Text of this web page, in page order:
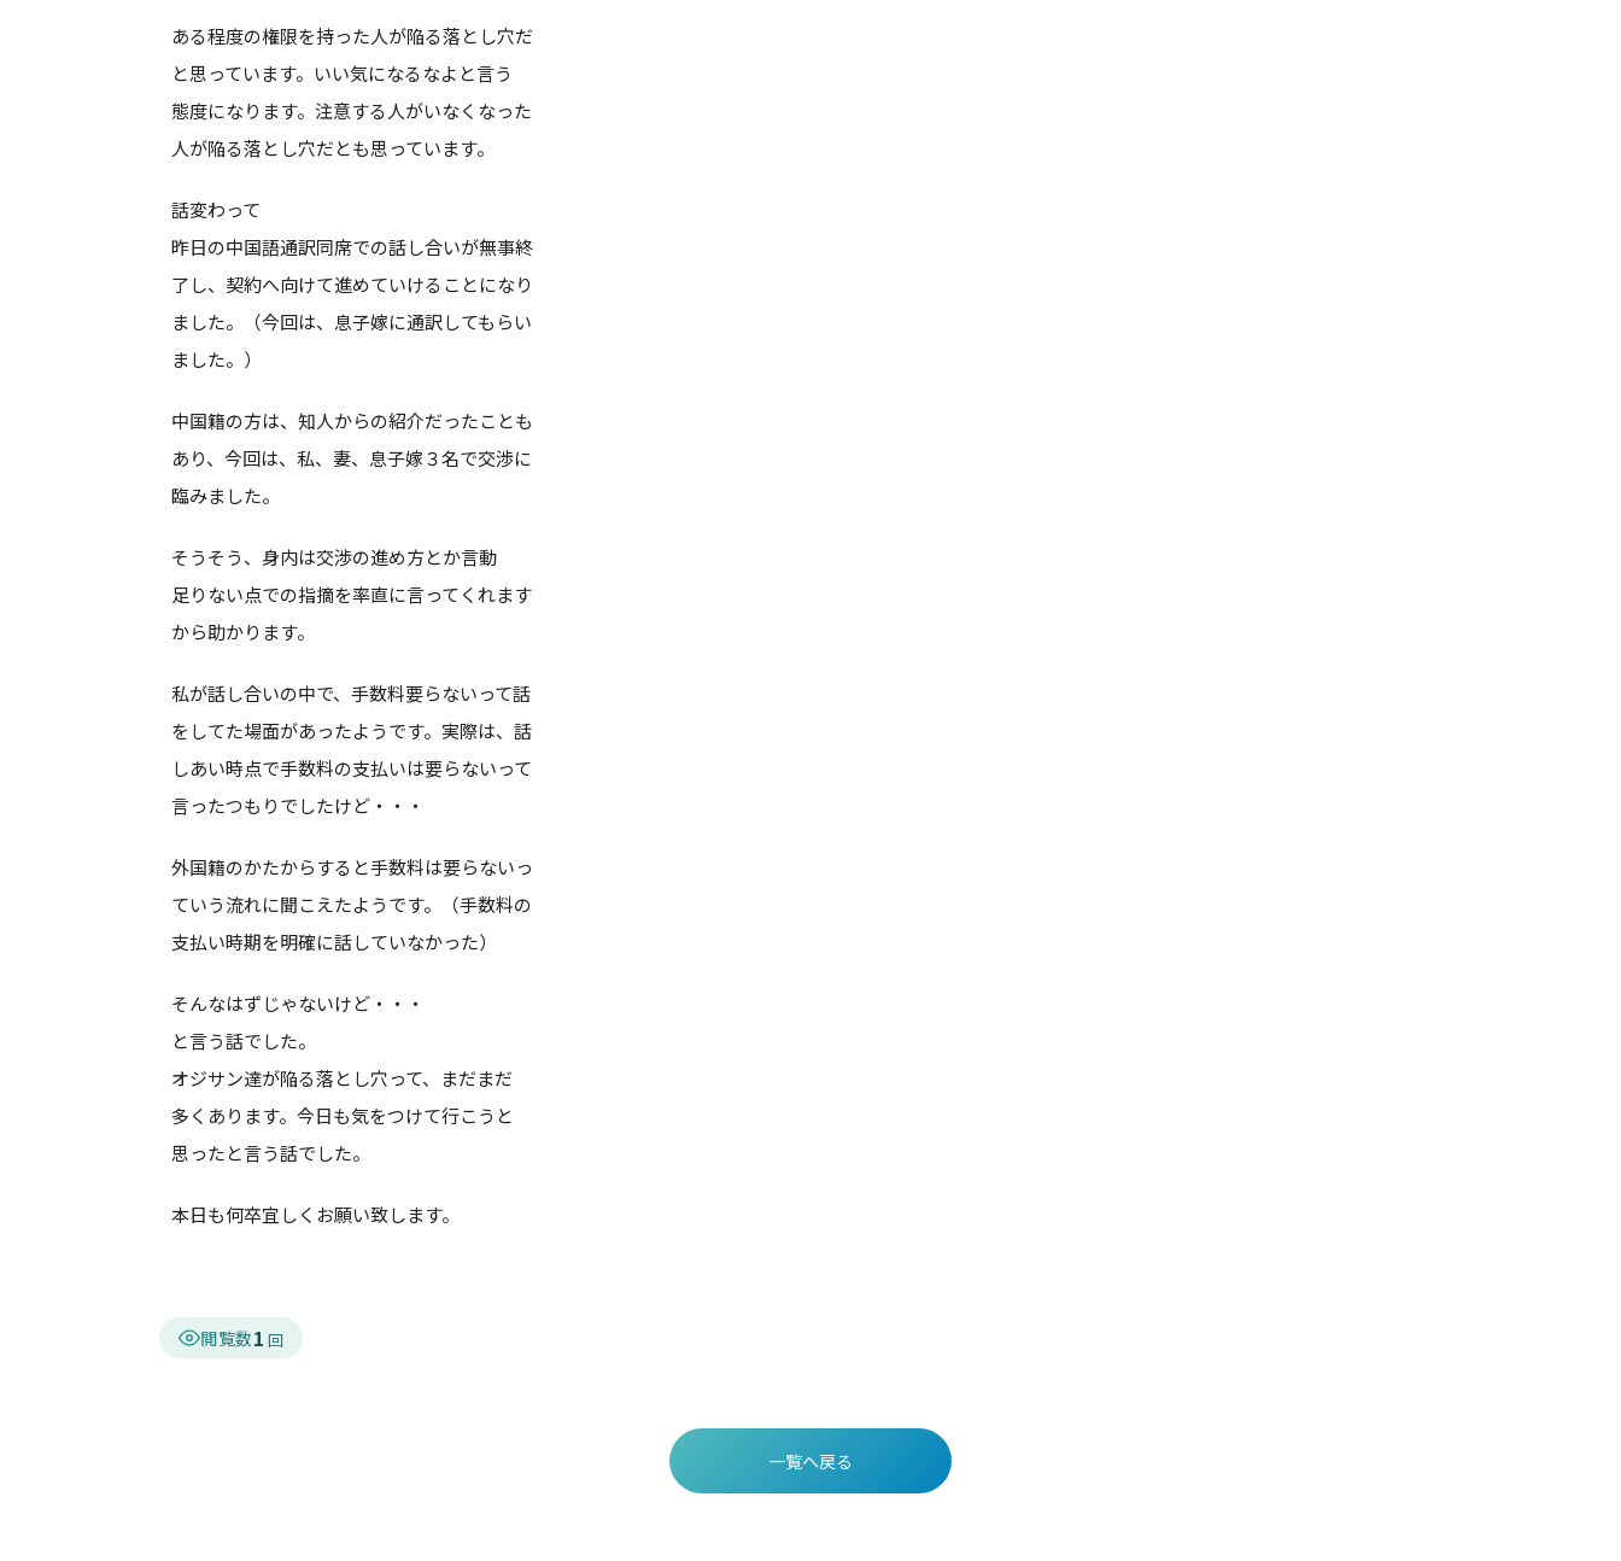
ある程度の権限を持った人が陥る落とし穴だ
と思っています。いい気になるなよと言う
態度になります。注意する人がいなくなった
人が陥る落とし穴だとも思っています。
話変わって
昨日の中国語通訳同席での話し合いが無事終
了し、契約へ向けて進めていけることになり
ました。（今回は、息子嫁に通訳してもらい
ました。）
中国籍の方は、知人からの紹介だったことも
あり、今回は、私、妻、息子嫁３名で交渉に
臨みました。
そうそう、身内は交渉の進め方とか言動
足りない点での指摘を率直に言ってくれます
から助かります。
私が話し合いの中で、手数料要らないって話
をしてた場面があったようです。実際は、話
しあい時点で手数料の支払いは要らないって
言ったつもりでしたけど・・・
外国籍のかたからすると手数料は要らないっ
ていう流れに聞こえたようです。（手数料の
支払い時期を明確に話していなかった）
そんなはずじゃないけど・・・
と言う話でした。
オジサン達が陥る落とし穴って、まだまだ
多くあります。今日も気をつけて行こうと
思ったと言う話でした。
本日も何卒宜しくお願い致します。
閲覧数1
一覧へ戻る